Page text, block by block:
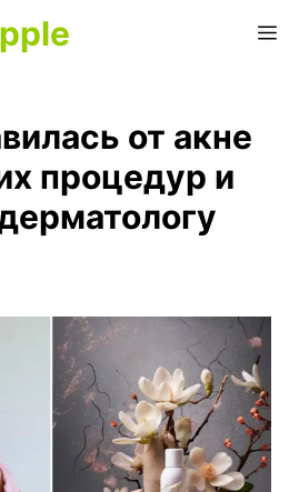
от акне
процедур и